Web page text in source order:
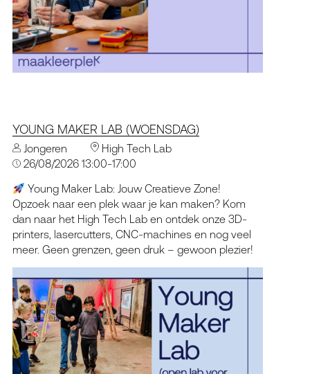
YOUNG MAKER LAB (WOENSDAG)
Jongeren
High Tech Lab
26/08/2026 13:00-17:00
Young Maker Lab: Jouw Creatieve Zone!
Opzoek naar een plek waar je kan maken? Kom
dan naar het High Tech Lab en ontdek onze 3D-
printers, lasercutters, CNC-machines en nog veel
meer. Geen grenzen, geen druk – gewoon plezier!